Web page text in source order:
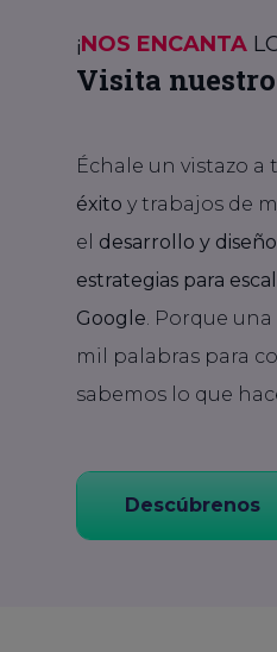
¡NOS ENCANTA
Visita
Échale un vistazo a
éxito y trabajos de
el desarrollo y
estrategias para
Google. Porque
mil palabras para
sabemos lo que
Descúbrenos